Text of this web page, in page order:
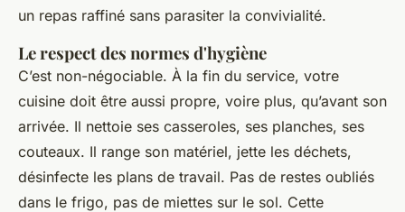
un repas raffiné sans parasiter la convivialité.
Le respect des normes d'hygiène
C’est non-négociable. À la fin du service, votre
cuisine doit être aussi propre, voire plus, qu’avant son
arrivée. Il nettoie ses casseroles, ses planches, ses
couteaux. Il range son matériel, jette les déchets,
désinfecte les plans de travail. Pas de restes oubliés
dans le frigo, pas de miettes sur le sol. Cette